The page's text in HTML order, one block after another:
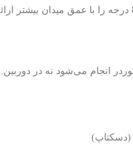
(دسکتاپ)